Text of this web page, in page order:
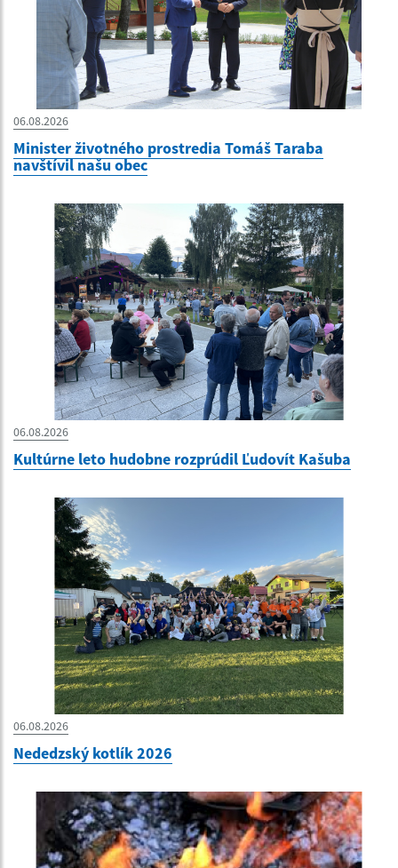
06.08.2026
Minister životného prostredia Tomáš Taraba
navštívil našu obec
06.08.2026
Kultúrne leto hudobne rozprúdil Ľudovít Kašuba
06.08.2026
Nededzský kotlík 2026